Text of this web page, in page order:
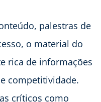
palestras de
o material do
rica de informações
competitividade.
críticos como